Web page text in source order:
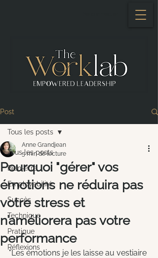
EMPOWERED LEADERSHIP
Post
Tous les posts
Bien-être
Employabilité
Succès
Technique
Pratique
Réflexions
Tous les posts
Pourquoi "gérer" vos
émotions ne réduira pas
votre stress et
n’améliorera pas votre
performance
Anne Grandjean
5 min de lecture
"Les émotions je les laisse au vestiaire